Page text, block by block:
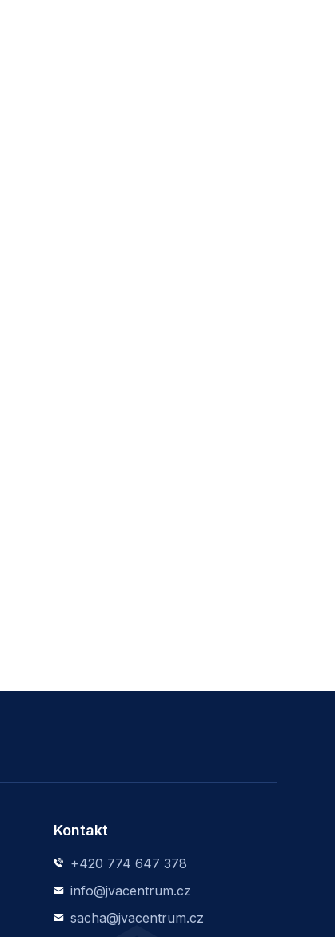
Kontakt
+420 774 647 378
info@jvacentrum.cz
sacha@jvacentrum.cz